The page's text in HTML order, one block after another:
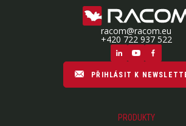
racom@racom.eu
+420 722 937 522
PŘIHLÁSIT K
PRODUKTY